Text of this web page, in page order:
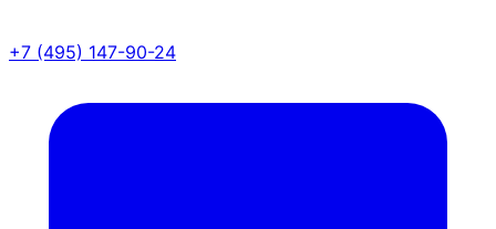
+7 (495) 147-90-24